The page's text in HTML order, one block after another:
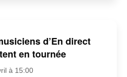
d’En direct
en tournée
à 15:00